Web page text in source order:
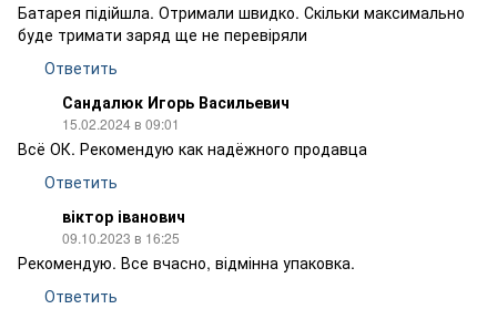
Батарея підійшла. Отримали швидко. Скільки максимально
буде тримати заряд ще не перевіряли
Ответить
Сандалюк Игорь Васильевич
15.02.2024 в 09:01
Всё ОК. Рекомендую как надёжного продавца
Ответить
віктор іванович
09.10.2023 в 16:25
Рекомендую. Все вчасно, відмінна упаковка.
Ответить